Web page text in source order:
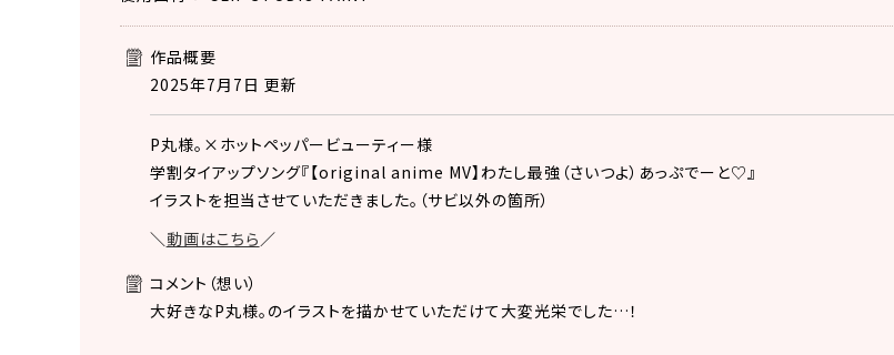
作品概要
2025年7月7日 更新
P丸様。×ホットペッパービューティー様
学割タイアップソング『【original anime MV】わたし最強（さいつよ）あっぷでーと♡』
イラストを担当させていただきました。（サビ以外の箇所）
＼動画はこちら／
コメント（想い）
大好きなP丸様。のイラストを描かせていただけて大変光栄でした…！